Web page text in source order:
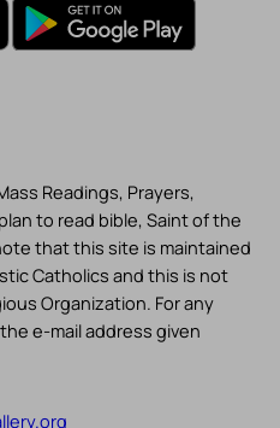
Readings, Prayers,
to read bible, Saint of the
that this site is maintained
Catholics and this is not
Organization. For any
e-mail address given